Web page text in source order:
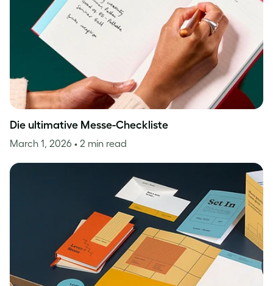
Die ultimative Messe-Checkliste
March 1, 2026 • 2 min read